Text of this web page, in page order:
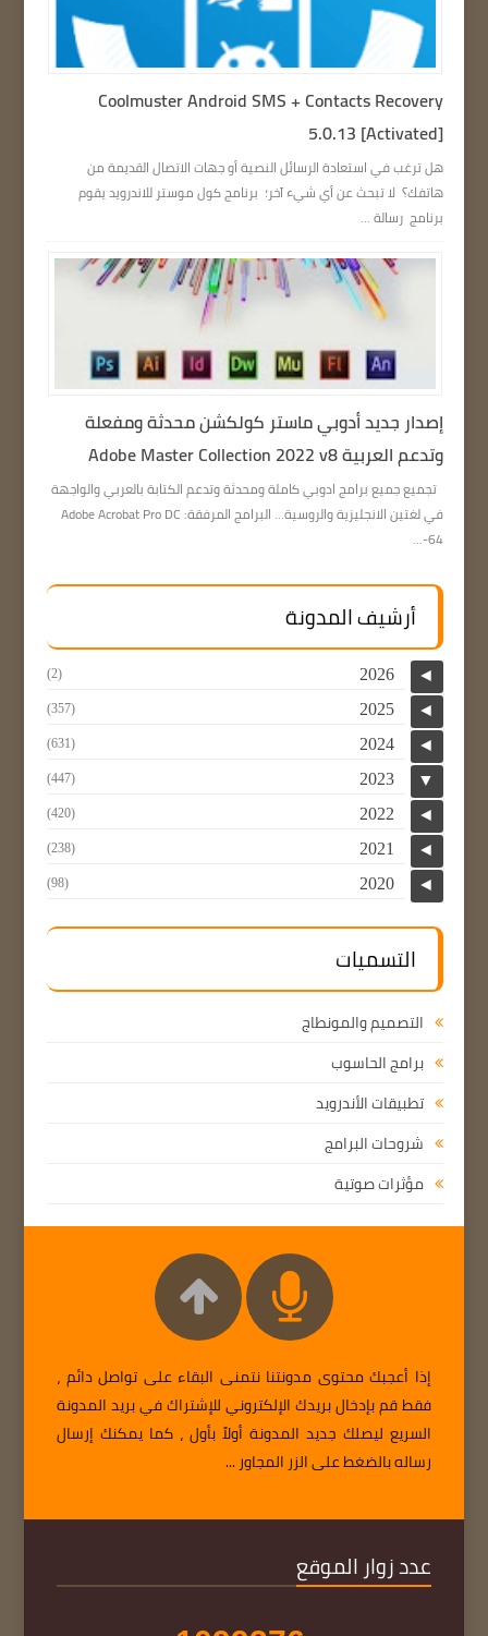
Coolmuster Android SMS + Contacts Recovery
5.0.13 [Activated]
هل ترغب في استعادة الرسائل النصية أو جهات الاتصال القديمة من
هاتفك؟ لا تبحث عن أي شيء آخر؛ برنامج كول موستر للاندرويد يقوم
برنامج رسالة ...
إصدار جديد أدوبي ماستر كولكشن محدثة ومفعلة
وتدعم العربية Adobe Master Collection 2022 v8
تجميع جميع برامج ادوبي كاملة ومحدثة وتدعم الكتابة بالعربي والواجهة
في لغتين الانجليزية والروسية… البرامج المرفقة: Adobe Acrobat Pro DC
64-...
أرشيف المدونة
◄
2026
(2)
◄
2025
(357)
◄
2024
(631)
▼
2023
(447)
◄
2022
(420)
◄
2021
(238)
◄
2020
(98)
التسميات
التصميم والمونطاج
برامج الحاسوب
تطبيقات الأندرويد
شروحات البرامج
مؤثرات صوتية
إذا أعجبك محتوى مدونتنا نتمنى البقاء على تواصل دائم ،
فقط قم بإدخال بريدك الإلكتروني للإشتراك في بريد المدونة
السريع ليصلك جديد المدونة أولاً بأول ، كما يمكنك إرسال
رساله بالضغط على الزر المجاور ...
عدد زوار الموقع